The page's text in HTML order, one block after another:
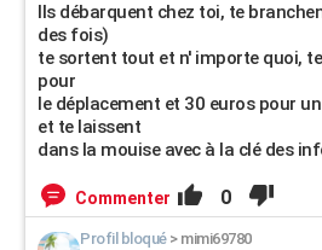
Ils débarquent chez toi, te
des fois)
te sortent tout et n' importe quoi,
pour
le déplacement et 30 euros pour
et te laissent
dans la mouise avec à la clé des
Commenter 0
Profil bloqué> mimi69780